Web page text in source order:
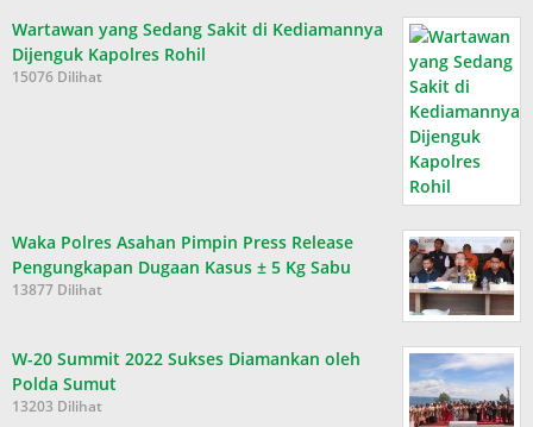
Wartawan yang Sedang Sakit di Kediamannya
Dijenguk Kapolres Rohil
15076 Dilihat
Waka Polres Asahan Pimpin Press Release
Pengungkapan Dugaan Kasus ± 5 Kg Sabu
13877 Dilihat
W-20 Summit 2022 Sukses Diamankan oleh
Polda Sumut
13203 Dilihat